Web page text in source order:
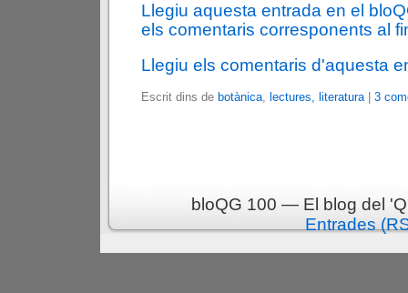
Llegiu aquesta entrada en el
els comentaris corresponents al
Llegiu els comentaris d'aquesta
Escrit dins de botànica, lectures, literatura| 3
bloQG 100 — El blog del
Entrades